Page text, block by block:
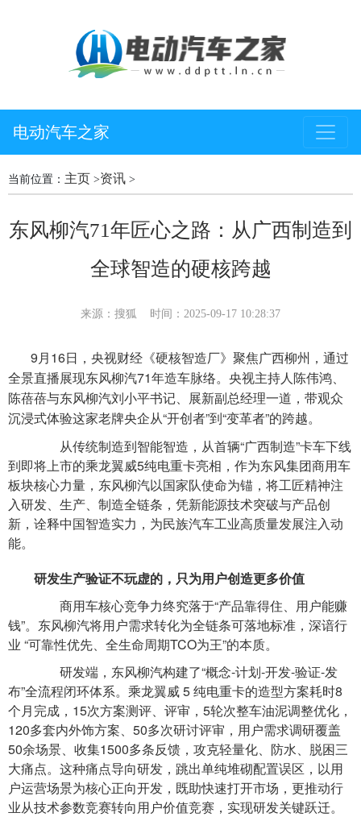
电动汽车之家
当前位置： 主页 >资讯 >
东风柳汽71年匠心之路：从广西制造到
全球智造的硬核跨越
来源：搜狐 时间：2025-09-17 10:28:37
9月16日，央视财经《硬核智造厂》聚焦广西柳州，通过
全景直播展现东风柳汽71年造车脉络。央视主持人陈伟鸿、
陈蓓蓓与东风柳汽刘小平书记、展新副总经理一道，带观众
沉浸式体验这家老牌央企从“开创者”到“变革者”的跨越。​
从传统制造到智能智造，从首辆“广西制造”卡车下线
到即将上市的乘龙翼威5纯电重卡亮相，作为东风集团商用车
板块核心力量，东风柳汽以国家队使命为锚，将工匠精神注
入研发、生产、制造全链条，凭新能源技术突破与产品创
新，诠释中国智造实力，为民族汽车工业高质量发展注入动
能。
研发生产验证不玩虚的，只为用户创造更多价值
商用车核心竞争力终究落于“产品靠得住、用户能赚
钱”。东风柳汽将用户需求转化为全链条可落地标准，深谙行
业 “可靠性优先、全生命周期TCO为王”的本质。
研发端，东风柳汽构建了“概念-计划-开发-验证-发
布”全流程闭环体系。乘龙翼威 5 纯电重卡的造型方案耗时8
个月完成，15次方案测评、评审，5轮次整车油泥调整优化，
120多套内外饰方案、50多次研讨评审，用户需求调研覆盖
50余场景、收集1500多条反馈，攻克轻量化、防水、脱困三
大痛点。这种痛点导向研发，跳出单纯堆砌配置误区，以用
户运营场景为核心正向开发，既助快速打开市场，更推动行
业从技术参数竞赛转向用户价值竞赛，实现研发关键跃迁。